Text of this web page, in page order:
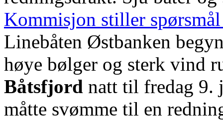
Kommisjon stiller
Linebåten Østbanken
høye bølger og sterk vind
Båtsfjord natt til fredag 9.
måtte svømme til en